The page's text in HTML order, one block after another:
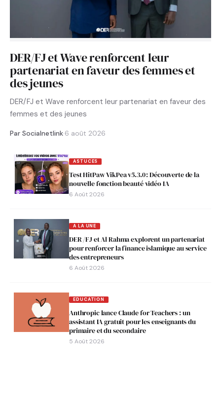
DER/FJ et Wave renforcent leur
partenariat en faveur des femmes et
des jeunes
DER/FJ et Wave renforcent leur partenariat en faveur des
femmes et des jeunes
Par Socialnetlink·6 août 2026
ASTUCES
Test HitPaw VikPea v5.3.0 : Découverte de la
nouvelle fonction beauté vidéo IA
6 Août 2026
A LA UNE
DER /FJ et Al Rahma explorent un partenariat
pour renforcer la finance islamique au service
des entrepreneurs
6 Août 2026
EDUCATION
Anthropic lance Claude for Teachers : un
assistant IA gratuit pour les enseignants du
primaire et du secondaire
5 Août 2026